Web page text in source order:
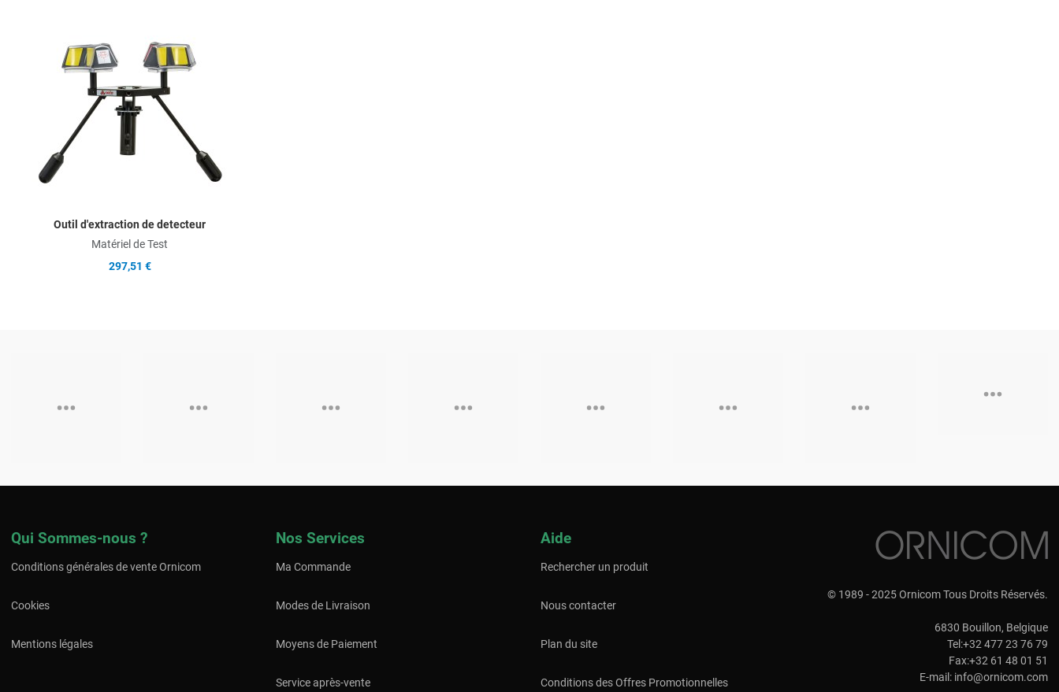
Outil d'extraction de detecteur
Matériel de Test
297,51 €
Qui Sommes-nous ?
Conditions générales de vente Ornicom
Cookies
Mentions légales
Nos Services
Ma Commande
Modes de Livraison
Moyens de Paiement
Service après-vente
Aide
Rechercher un produit
Nous contacter
Plan du site
Conditions des Offres Promotionnelles
© 1989 - 2025 Ornicom Tous Droits Réservés.
6830 Bouillon, Belgique
Tel:+32 477 23 76 79
Fax:+32 61 48 01 51
E-mail: info@ornicom.com